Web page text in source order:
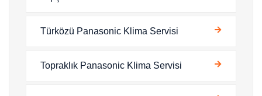
Türközü Panasonic Klima Servisi
Topraklık Panasonic Klima Servisi